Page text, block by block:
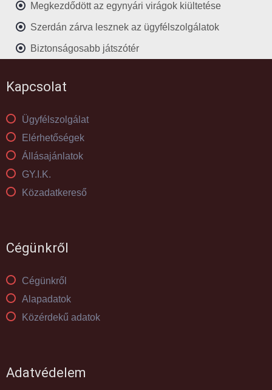
Megkezdődött az egynyári virágok kiültetése
Szerdán zárva lesznek az ügyfélszolgálatok
Biztonságosabb játszótér
Kapcsolat
Ügyfélszolgálat
Elérhetőségek
Állásajánlatok
GY.I.K.
Közadatkereső
Cégünkről
Cégünkről
Alapadatok
Közérdekű adatok
Adatvédelem